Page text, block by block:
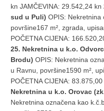
kn JAMČEVINA: 29.542,24 kn
sud u Puli) OPIS: Nekretnina
površine167 m², zgrada,
POČETNA CIJENA:
25. Nekretnina u k.o.
Brodu) OPIS: Nekretnina
u Ravnu, površine1590 m²,
POČETNA CIJENA:
Nekretnina u k.o. Orovac
Nekretnina označena kao